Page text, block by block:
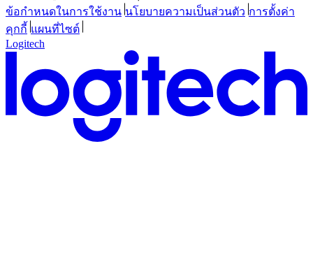
ข้อกำหนดในการใช้งาน นโยบายความเป็นส่วนตัว การตั้งค่า
คุกกี้ แผนที่ไซต์
Logitech